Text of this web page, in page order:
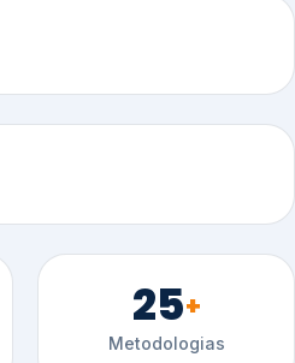
25+
Metodologias